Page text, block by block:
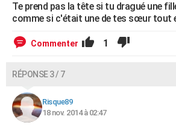
Te prend pas la tête si tu dragué une
comme si c'était une de tes sœur tout
Commenter 1
RÉPONSE 3 / 7
Risque89
18 nov. 2014 à 02:47